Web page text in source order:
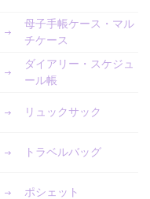
母子手帳ケース・マル
チケース
ダイアリー・スケジュ
ール帳
リュックサック
トラベルバッグ
ポシェット